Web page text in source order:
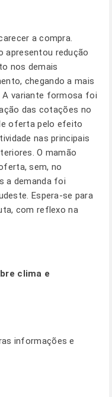
a compra.
apresentou redução
nos demais
chegando a mais
A variante formosa foi
das cotações no
oferta pelo efeito
nas principais
O mamão
sem, no
a demanda foi
Espera-se para
com reflexo na
clima e
informações e